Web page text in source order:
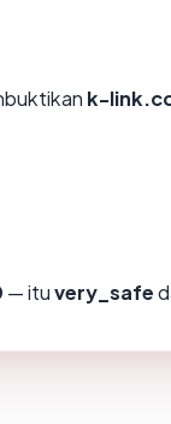
k-
— ituvery_safe